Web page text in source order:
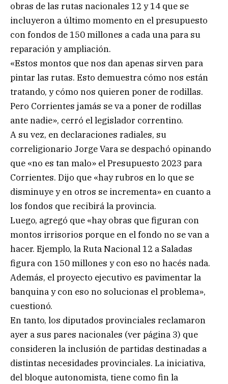
obras de las rutas nacionales 12 y 14 que se
incluyeron a último momento en el presupuesto
con fondos de 150 millones a cada una para su
reparación y ampliación.
«Estos montos que nos dan apenas sirven para
pintar las rutas. Esto demuestra cómo nos están
tratando, y cómo nos quieren poner de rodillas.
Pero Corrientes jamás se va a poner de rodillas
ante nadie», cerró el legislador correntino.
A su vez, en declaraciones radiales, su
correligionario Jorge Vara se despachó opinando
que «no es tan malo» el Presupuesto 2023 para
Corrientes. Dijo que «hay rubros en lo que se
disminuye y en otros se incrementa» en cuanto a
los fondos que recibirá la provincia.
Luego, agregó que «hay obras que figuran con
montos irrisorios porque en el fondo no se van a
hacer. Ejemplo, la Ruta Nacional 12 a Saladas
figura con 150 millones y con eso no hacés nada.
Además, el proyecto ejecutivo es pavimentar la
banquina y con eso no solucionas el problema»,
cuestionó.
En tanto, los diputados provinciales reclamaron
ayer a sus pares nacionales (ver página 3) que
consideren la inclusión de partidas destinadas a
distintas necesidades provinciales. La iniciativa,
del bloque autonomista, tiene como fin la